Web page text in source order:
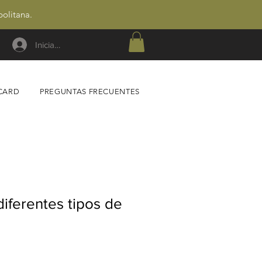
Iniciar sesión
PREGUNTAS FRECUENTES
tipos de